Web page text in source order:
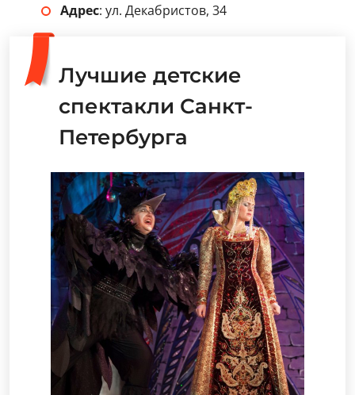
Адрес: ул. Декабристов, 34
Лучшие детские
спектакли Санкт-
Петербурга